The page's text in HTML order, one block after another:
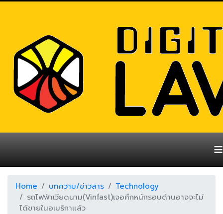
≡
Home บทความ/ข่าวสาร
Technology
รถไฟฟ้าเวียดนาม(Vinfast)เจอศึกหนักรอบด้านอาจจะไม่
ได้ขายในอเมริกาแล้ว